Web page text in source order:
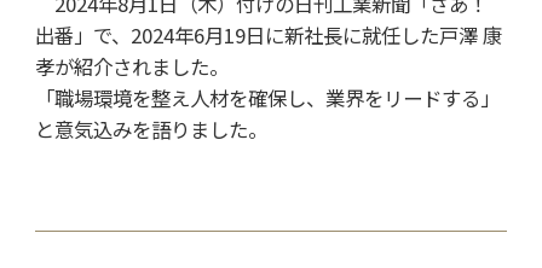
出番」で、2024年6月19日に新社長に就任した戸澤 康
孝が紹介されました。
「職場環境を整え人材を確保し、業界をリードする」
と意気込みを語りました。